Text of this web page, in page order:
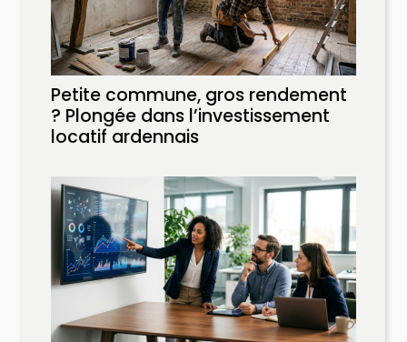
Petite commune, gros rendement
? Plongée dans l’investissement
locatif ardennais